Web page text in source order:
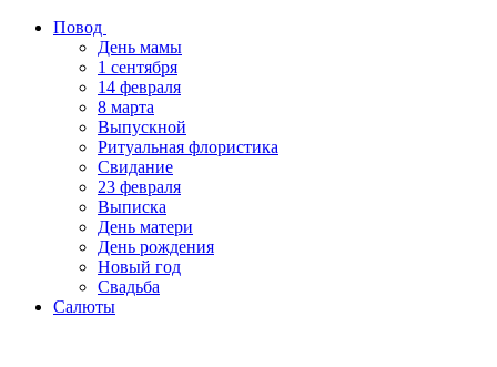
Повод
День мамы
1 сентября
14 февраля
8 марта
Выпускной
Ритуальная флористика
Свидание
23 февраля
Выписка
День матери
День рождения
Новый год
Свадьба
Салюты